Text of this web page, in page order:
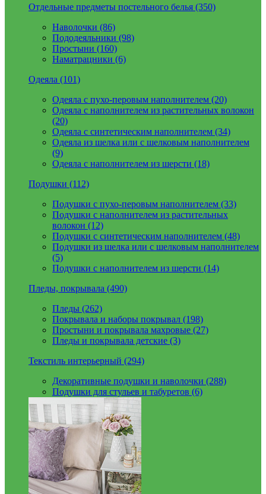
Отдельные предметы постельного белья (350)
Наволочки (86)
Пододеяльники (98)
Простыни (160)
Наматрацники (6)
Одеяла (101)
Одеяла с пухо-перовым наполнителем (20)
Одеяла с наполнителем из растительных волокон
(20)
Одеяла с синтетическим наполнителем (34)
Одеяла из шелка или с шелковым наполнителем
(9)
Одеяла с наполнителем из шерсти (18)
Подушки (112)
Подушки с пухо-перовым наполнителем (33)
Подушки с наполнителем из растительных
волокон (12)
Подушки с синтетическим наполнителем (48)
Подушки из шелка или с шелковым наполнителем
(5)
Подушки с наполнителем из шерсти (14)
Пледы, покрывала (490)
Пледы (262)
Покрывала и наборы покрывал (198)
Простыни и покрывала махровые (27)
Пледы и покрывала детские (3)
Текстиль интерьерный (294)
Декоративные подушки и наволочки (288)
Подушки для стульев и табуретов (6)